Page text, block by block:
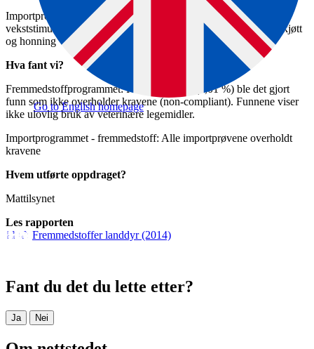
Go to English homepage
Importprogrammet - fremmedstoff: Forbudte stoffer og
vekststimulerende stoffer, legemidler, og forurensende stoffer i kjøtt
og honning
Hva fant vi?
Fremmedstoffprogrammet: I 41 prøver/dyr (1,01 %) ble det gjort
funn som ikke overholder kravene (non-compliant). Funnene viser
ikke ulovlig bruk av veterinære legemidler.
Importprogrammet - fremmedstoff: Alle importprøvene overholdt
kravene
Hvem utførte oppdraget?
Mattilsynet
Les rapporten
Fremmedstoffer landdyr (2014)
Fant du det du lette etter?
Ja Nei